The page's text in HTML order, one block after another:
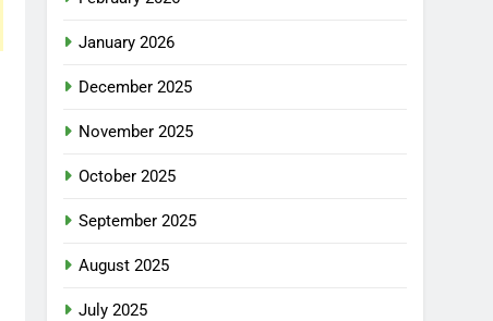
January 2026
December 2025
November 2025
October 2025
September 2025
August 2025
July 2025